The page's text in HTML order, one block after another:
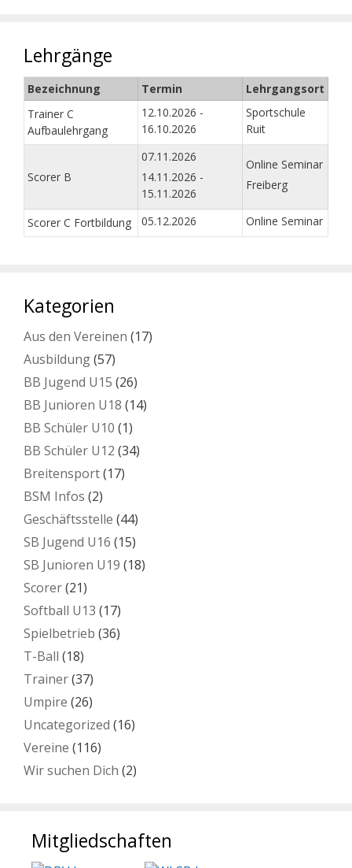
Lehrgänge
Bezeichnung Termin
Lehrgangsort
Trainer C
Aufbaulehrgang
12.10.2026 -
16.10.2026
Sportschule
Ruit
Scorer B
07.11.2026
14.11.2026 -
15.11.2026
Online Seminar
Freiberg
Scorer C Fortbildung 05.12.2026 Online Seminar
Kategorien
Aus den Vereinen (17)
Ausbildung(57)
BB Jugend U15 (26)
BB Junioren U18 (14)
BB Schüler U10 (1)
BB Schüler U12 (34)
Breitensport(17)
BSM Infos (2)
Geschäftsstelle (44)
SB Jugend U16 (15)
SB Junioren U19 (18)
Scorer(21)
Softball U13 (17)
Spielbetrieb (36)
T-Ball (18)
Trainer(37)
Umpire (26)
Uncategorized (16)
Vereine (116)
Wir suchen Dich (2)
Mitgliedschaften